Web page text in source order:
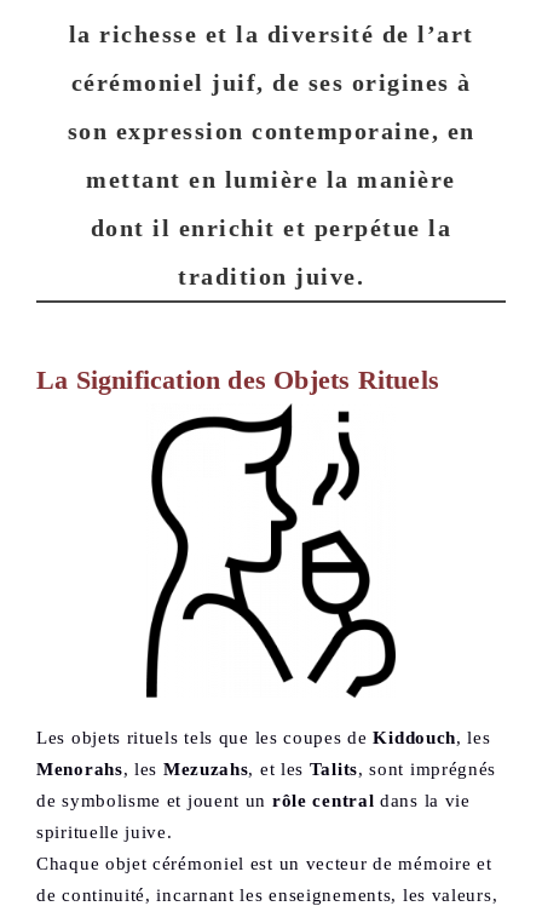
la richesse et la diversité de l’art
cérémoniel juif, de ses origines à
son expression contemporaine, en
mettant en lumière la manière
dont il enrichit et perpétue la
tradition juive.
La Signification des Objets Rituels
Les objets rituels tels que les coupes deKiddouch, les
Menorahs, les Mezuzahs, et les Talits, sont imprégnés
de symbolisme et jouent un rôle central dans la vie
spirituelle juive.
Chaque objet cérémoniel est un vecteur de mémoire et
de continuité, incarnant les enseignements, les valeurs,